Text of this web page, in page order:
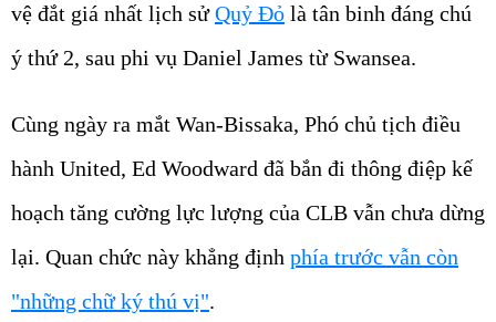
vệ đắt giá nhất lịch sửQuỷ Đỏ là tân binh đáng chú
ý thứ 2, sau phi vụ Daniel James từ Swansea.
Cùng ngày ra mắt Wan-Bissaka, Phó chủ tịch điều
hành United, Ed Woodward đã bắn đi thông điệp kế
hoạch tăng cường lực lượng của CLB vẫn chưa dừng
lại. Quan chức này khẳng định phía trước vẫn còn
"những chữ ký thú vị".